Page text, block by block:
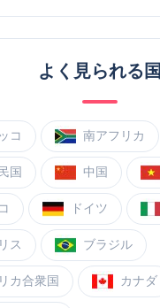
よく見られる国
コ 南アフリカ
国 中国
ドイツ
ス ブラジル
カ合衆国 カナダ